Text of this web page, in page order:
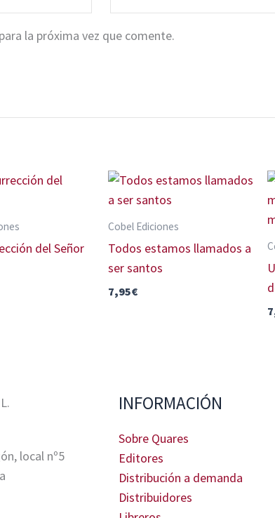
la próxima vez que comente.
del Señor
Cobel Ediciones
Todos estamos llamados a
ser santos
7,95€
local nº5
INFORMACIÓN
Sobre Quares
Editores
Distribución a demanda
Distribuidores